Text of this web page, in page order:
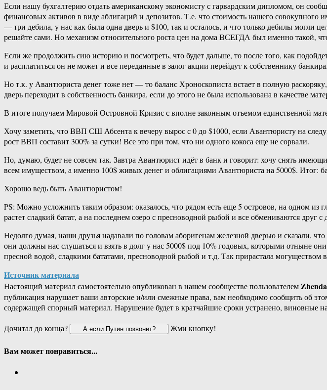
Если нашу бухгалтерию отдать американскому экономисту с гарвардским дипломом, он
финансовых активов в виде аблигаций и депозитов. Т.е. что стоимость нашего
— три дебила, у нас как была одна дверь и $100, так и осталось, и что только дебилы могли
решайте сами. Но механизм относительного роста цен на дома ВСЕГДА был именно такой,
Если же продолжить сию историю и посмотреть, что будет дальше, то после того, как
и расплатиться он не может и все переданные в залог акции перейдут к собственнику банкира.
Но т.к. у Авантюриста денег тоже нет — то баланс Хроноскописта встает в полную
дверь переходит в собственность банкира, если до этого не была использована в качестве
В итоге получаем Мировой Островной Кризис с вполне законным отъемом единственной
Хочу заметить, что ВВП СШ Абсента к вечеру вырос с 0 до $1000, если Авантюристу на
рост ВВП составит 300% за сутки! Все это при том, что ни одного кокоса еще не сорвали.
Но, думаю, будет не совсем так. Завтра Авантюрист идёт в банк и говорит: хочу снять
всем имуществом, а именно 100$ живых денег и облигациями Авантюриста на 5000$. Итог:
Хорошо ведь быть Авантюристом!
PS: Можно усложнить таким образом: оказалось, что рядом есть еще 5 островов, на одном
растет сладкий батат, а на последнем озеро с пресноводной рыбой и все обмениваются
Недолго думая, наши друзья надавали по головам аборигенам железной дверью и сказали,
они должны нас слушаться и взять в долг у нас 5000$ под 10% годовых, которыми отныне
пресной водой, сладкими бататами, пресноводной рыбой и т.д. Так прирастала
Источник материала
Настоящий материал самостоятельно опубликован в нашем сообществе пользователем
публикация нарушает ваши авторские и/или смежные права, вам необходимо сообщить об
содержащей спорный материал. Нарушение будет в кратчайшие сроки устранено, виновные
Дочитал до конца?
Жми кнопку!
Вам может понравиться...